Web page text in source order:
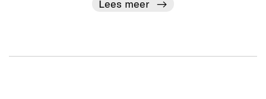
Lees meer